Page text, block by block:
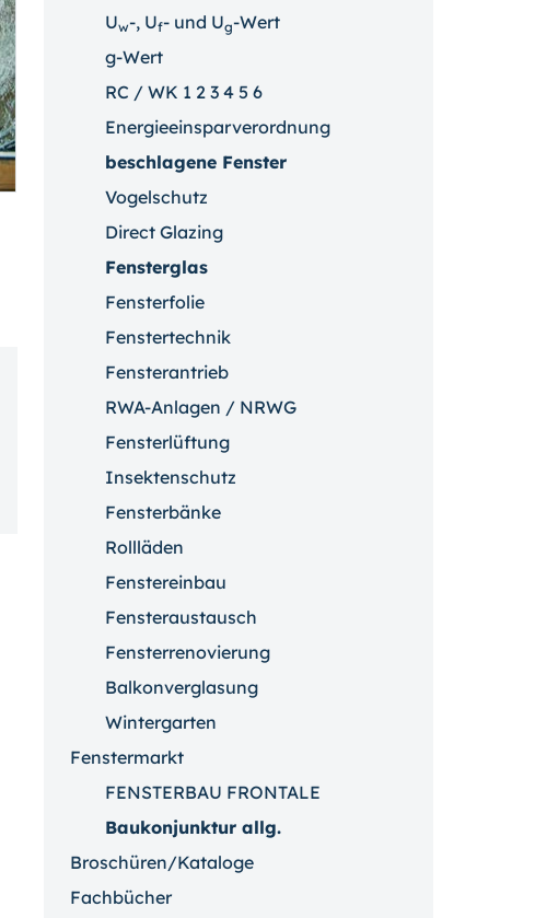
Uw-, Uf- und Ug-Wert
g-Wert
RC / WK 1 2 3 4 5 6
Energieeinsparverordnung
beschlagene Fenster
Vogelschutz
Direct Glazing
Fensterglas
Fensterfolie
Fenstertechnik
Fensterantrieb
RWA-Anlagen / NRWG
Fensterlüftung
Insektenschutz
Fensterbänke
Rollläden
Fenstereinbau
Fensteraustausch
Fensterrenovierung
Balkonverglasung
Wintergarten
Fenstermarkt
FENSTERBAU FRONTALE
Baukonjunktur allg.
Broschüren/Kataloge
Fachbücher